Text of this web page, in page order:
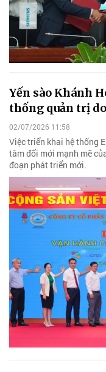
Yến sào Khánh
thống quản trị
02/07/2026 11:58
Việc triển khai hệ thống
tâm đổi mới mạnh mẽ
đoạn phát triển mới.